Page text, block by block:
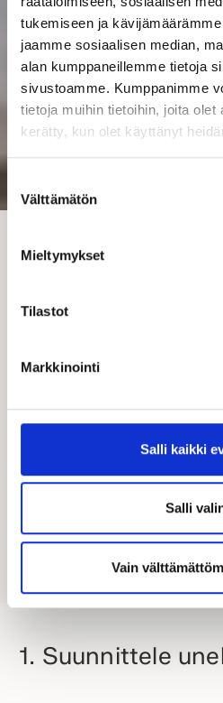
tukemiseen ja
jaamme sosiaalisen median,
alan kumppaneillemme tietoja
sivustoamme. Kumppanimme
tietoja muihin tietoihin, joita olet
kerätty, kun olet käyttänyt
valinta
Välttämätön
Mieltymykset
Tilastot
Markkinointi
Salli kaikki
Salli
Vain
haluat saada mahdollisimman
unelmien kodin. Valitse
rakennuttaa helposti ja
1. Suunnittele